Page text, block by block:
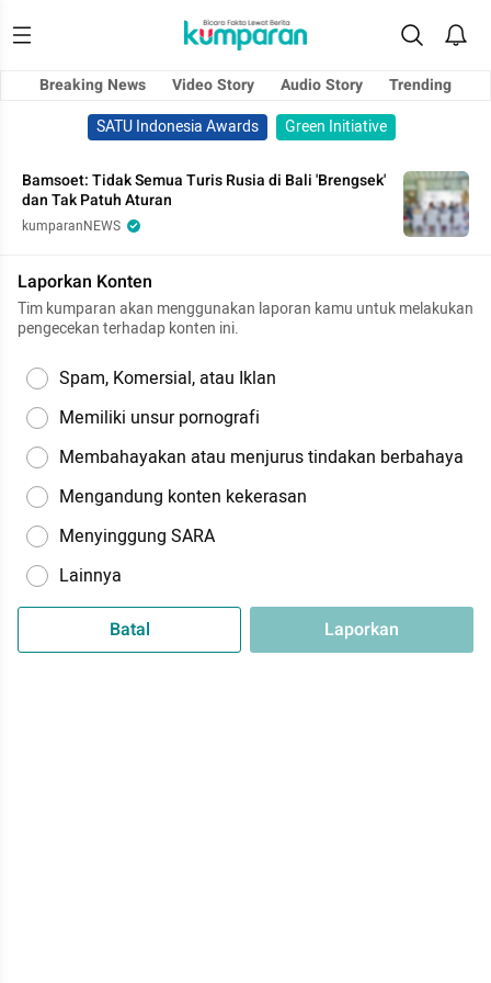
Breaking News Video Story Audio Story
Trending
SATU Indonesia Awards
Green Initiative
Bamsoet: Tidak Semua Turis Rusia di Bali 'Brengsek'
dan Tak Patuh Aturan
kumparanNEWS
Laporkan Konten
Tim kumparan akan menggunakan laporan kamu untuk melakukan
pengecekan terhadap konten ini.
Spam, Komersial, atau Iklan
Memiliki unsur pornografi
Membahayakan atau menjurus tindakan berbahaya
Mengandung konten kekerasan
Menyinggung SARA
Lainnya
Batal Laporkan